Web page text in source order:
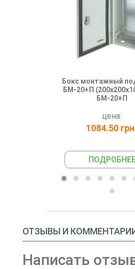
Бокс монтажный
БМ-20+П
БМ-20+П
цена:
1084.50
ОТЗЫВЫ И
Написать